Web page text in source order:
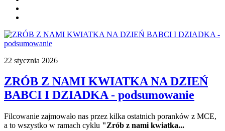
22 stycznia 2026
ZRÓB Z NAMI KWIATKA NA DZIEŃ
BABCI I DZIADKA - podsumowanie
Filcowanie zajmowało nas przez kilka ostatnich poranków z MCE,
a to wszystko w ramach cyklu "Zrób z nami kwiatka...